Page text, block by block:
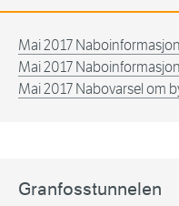
Mai 2017
Mai 2017
Mai 2017 Nabovarsel om
Granfosstunnelen